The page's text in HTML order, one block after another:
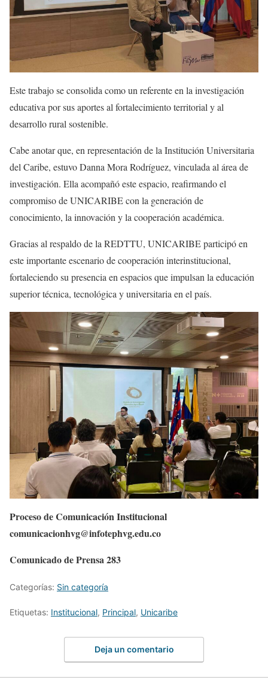
Este trabajo se consolida como un referente en la investigación
educativa por sus aportes al fortalecimiento territorial y al
desarrollo rural sostenible.
Cabe anotar que, en representación de la Institución Universitaria
del Caribe, estuvo Danna Mora Rodríguez, vinculada al área de
investigación. Ella acompañó este espacio, reafirmando el
compromiso de UNICARIBE con la generación de
conocimiento, la innovación y la cooperación académica.
Gracias al respaldo de la REDTTU, UNICARIBE participó en
este importante escenario de cooperación interinstitucional,
fortaleciendo su presencia en espacios que impulsan la educación
superior técnica, tecnológica y universitaria en el país.
Proceso de Comunicación Institucional
comunicacionhvg@infotephvg.edu.co
Comunicado de Prensa 283
Categorías: Sin categoría
Etiquetas: Institucional, Principal, Unicaribe
Deja un comentario